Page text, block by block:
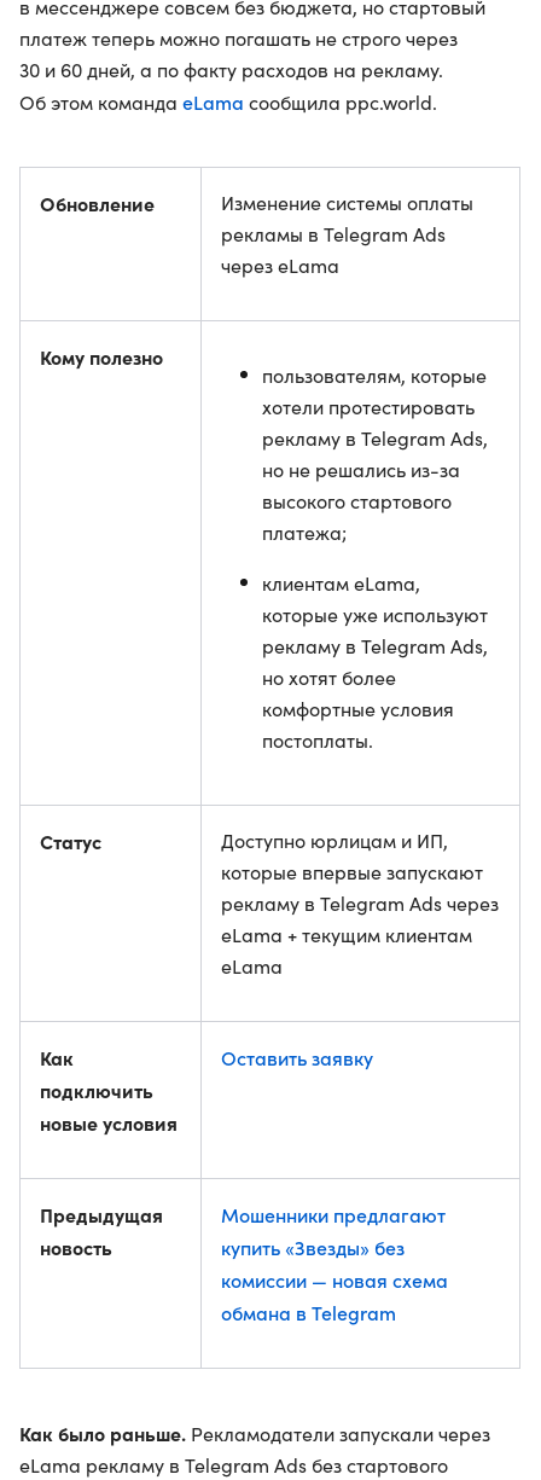
в мессенджере совсем без бюджета, но стартовый
платеж теперь можно погашать не строго через
30 и 60 дней, а по факту расходов на рекламу.
Об этом команда eLama сообщила ppc.world.
Обновление
Изменение системы оплаты
рекламы в Telegram Ads
через eLama
Кому полезно
пользователям, которые
хотели протестировать
рекламу в Telegram Ads,
но не решались из-за
высокого стартового
платежа;
клиентам eLama,
которые уже используют
рекламу в Telegram Ads,
но хотят более
комфортные условия
постоплаты.
Статус
Доступно юрлицам и ИП,
которые впервые запускают
рекламу в Telegram Ads через
eLama + текущим клиентам
eLama
Как
подключить
новые условия
Оставить заявку
Предыдущая
новость
Мошенники предлагают
купить «Звезды» без
комиссии — новая схема
обмана в Telegram
Как было раньше. Рекламодатели запускали через
eLama рекламу в Telegram Ads без стартового